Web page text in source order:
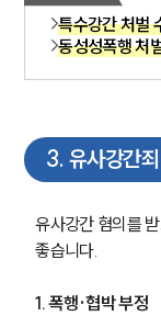
특수강간 처벌
동성성폭행 처
3. 유사강간
유사강간 혐의를
좋습니다.
1. 폭행·협박 부정